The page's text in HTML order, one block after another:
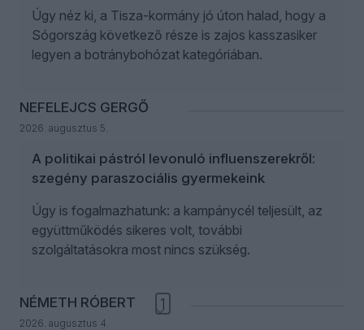
Úgy néz ki, a Tisza-kormány jó úton halad, hogy a
Sógország következő része is zajos kasszasiker
legyen a botránybohózat kategóriában.
NEFELEJCS GERGŐ
2026. augusztus 5.
A politikai pástról levonuló influenszerekről:
szegény paraszociális gyermekeink
Úgy is fogalmazhatunk: a kampánycél teljesült, az
együttműködés sikeres volt, további
szolgáltatásokra most nincs szükség.
NÉMETH RÓBERT
2026. augusztus 4.
1